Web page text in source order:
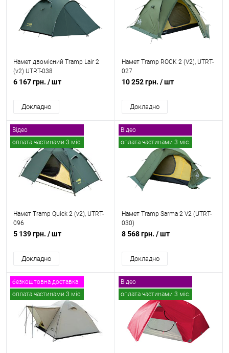
безкоштовна доставка
Намет двомісний Tramp Lair 2
(v2) UTRT-038
6 167 грн. / шт
Докладно
безкоштовна доставка
Намет Tramp ROCK 2 (V2), UTRT-
027
10 252 грн. / шт
Докладно
Відео
оплата частинами 3 міс.
безкоштовна доставка
Намет Tramp Quick 2 (v2), UTRT-
096
5 139 грн. / шт
Докладно
Відео
оплата частинами 3 міс.
безкоштовна доставка
Намет Tramp Sarma 2 V2 (UTRT-
030)
8 568 грн. / шт
Докладно
безкоштовна доставка
оплата частинами 3 міс.
Відео
оплата частинами 3 міс.
безкоштовна доставка